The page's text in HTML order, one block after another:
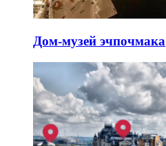
Дом-музей эчпочмака